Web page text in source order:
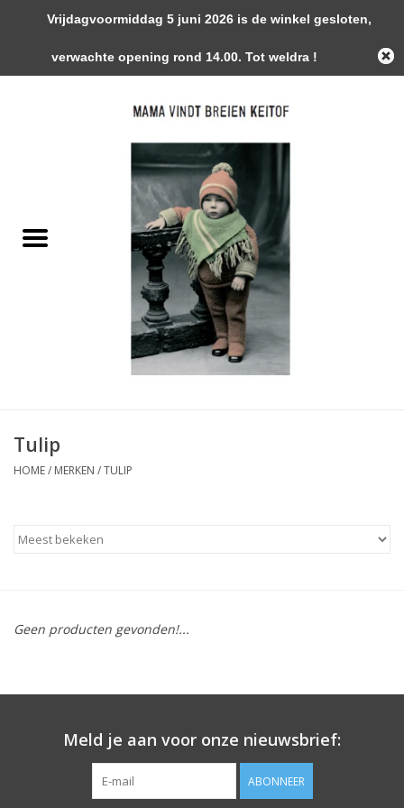
0 Artikelen - €0,00
Handwerk Toebehoren
Magazines / Patronen / Boeken
Tulip
HOME/ MERKEN /TULIP
Geen producten gevonden!...
Meld je aan voor onze nieuwsbrief:
ABONNEER
Vrijdagvoormiddag 5 juni 2026 is de winkel gesloten,
verwachte opening rond 14.00. Tot weldra !